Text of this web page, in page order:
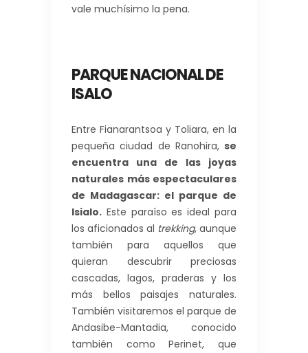
vale muchísimo la pena.
PARQUE NACIONAL DE
ISALO
Entre Fianarantsoa y Toliara, en la
pequeña ciudad de Ranohira, se
encuentra una de las joyas
naturales más espectaculares
de Madagascar: el parque de
Isialo. Este paraíso es ideal para
los aficionados al trekking, aunque
también para aquellos que
quieran descubrir preciosas
cascadas, lagos, praderas y los
más bellos paisajes naturales.
También visitaremos el parque de
Andasibe-Mantadia, conocido
también como Perinet, que